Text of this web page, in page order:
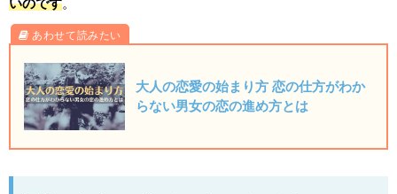
大人の恋愛の始まり方 恋の仕方がわか
らない男女の恋の進め方とは